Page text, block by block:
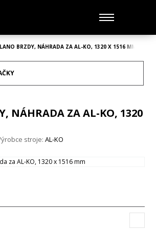
LANO BRZDY, NÁHRADA ZA AL-KO, 1320 X 1516 MM
NÁHRADA ZA AL-KO, 1320
stroje:AL-KO